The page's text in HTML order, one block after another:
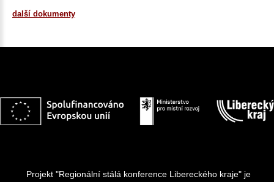
další dokumenty
Projekt "Regionální stálá konference Libereckého kraje" je